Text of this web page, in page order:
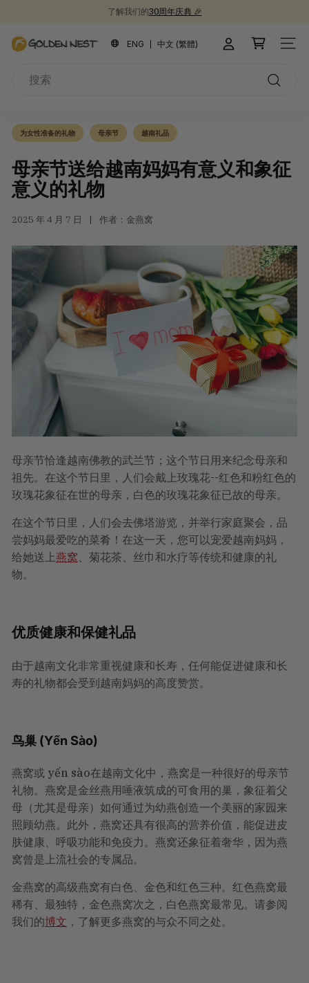
停
了解我们的30周年庆典 🎉
金
ENG 中文 (繁體) 站点
为女性准备的礼物 母亲节 越南礼品
母亲节送给越南妈妈有意义和象征
意义的礼物
2025 年 4 月 7 日 作者：金燕窝
母亲节恰逢越南佛教的武兰节；这个节日用来纪念母亲和
祖先。在这个节日里，人们会戴上玫瑰花--红色和粉红色的
玫瑰花象征在世的母亲，白色的玫瑰花象征已故的母亲。
在这个节日里，人们会去佛塔游览，并举行家庭聚会，品
尝妈妈最爱吃的菜肴！在这一天，您可以宠爱越南妈妈，
给她送上燕窝、菊花茶、丝巾和水疗等传统和健康的礼
物。
优质健康和保健礼品
由于越南文化非常重视健康和长寿，任何能促进健康和长
寿的礼物都会受到越南妈妈的高度赞赏。
鸟巢 (Yến Sào)
燕窝或 yến sào在越南文化中，燕窝是一种很好的母亲节
礼物。燕窝是金丝燕用唾液筑成的可食用的巢，象征着父
母（尤其是母亲）如何通过为幼燕创造一个美丽的家园来
照顾幼燕。此外，燕窝还具有很高的营养价值，能促进皮
肤健康、呼吸功能和免疫力。燕窝还象征着奢华，因为燕
窝曾是上流社会的专属品。
金燕窝的高级燕窝有白色、金色和红色三种。红色燕窝最
稀有、最独特，金色燕窝次之，白色燕窝最常见。请参阅
我们的博文 ，了解更多燕窝的与众不同之处。